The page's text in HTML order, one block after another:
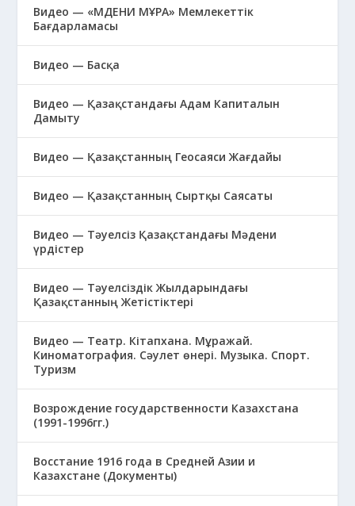
Видео — «МӘДЕНИ МҰРА» Мемлекеттік
Бағдарламасы
Видео — Басқа
Видео — Қазақстандағы Адам Капиталын
Дамыту
Видео — Қазақстанның Геосаяси Жағдайы
Видео — Қазақстанның Сыртқы Саясаты
Видео — Тәуелсіз Қазақстандағы Мәдени
үрдістер
Видео — Тәуелсіздік Жылдарындағы
Қазақстанның Жетістіктері
Видео — Театр. Кітапхана. Мұражай.
Киноматография. Сәулет өнері. Музыка. Спорт.
Туризм
Возрождение государственности Казахстана
(1991-1996гг.)
Восстание 1916 года в Средней Азии и
Казахстане (Документы)